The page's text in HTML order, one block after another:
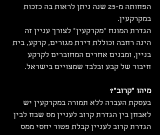
הפחותה מ-25 שנה ניתן לראות בה כזכות
במקרקעין.
הגדרת המונח "מקרקעין" לצורך עניין זה
הינה רחבה וכוללת דירת מגורים, קרקע, בית
בניין, ומבנים אחרים המחוברים לקרקע
חיבור של קבע ובלבד שמצויים בישראל.
מיהו "קרוב"?
בעסקת העברה ללא תמורה במקרקעין יש
לאבחן בין הגדרת קרוב לעניין מס שבח לבין
הגדרת קרוב לעניין קבלת פטור יחסי ממס